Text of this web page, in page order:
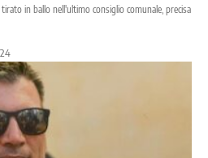
in ballo nell'ultimo consiglio comunale, precisa